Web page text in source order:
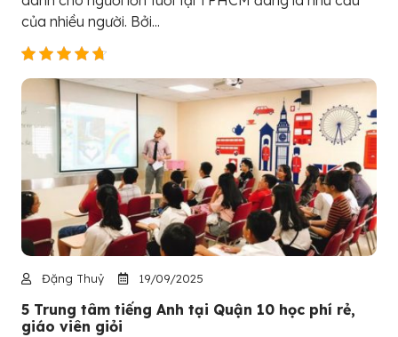
của nhiều người. Bởi...
Đặng Thuỷ 19/09/2025
5 Trung tâm tiếng Anh tại Quận 10 học phí rẻ,
giáo viên giỏi